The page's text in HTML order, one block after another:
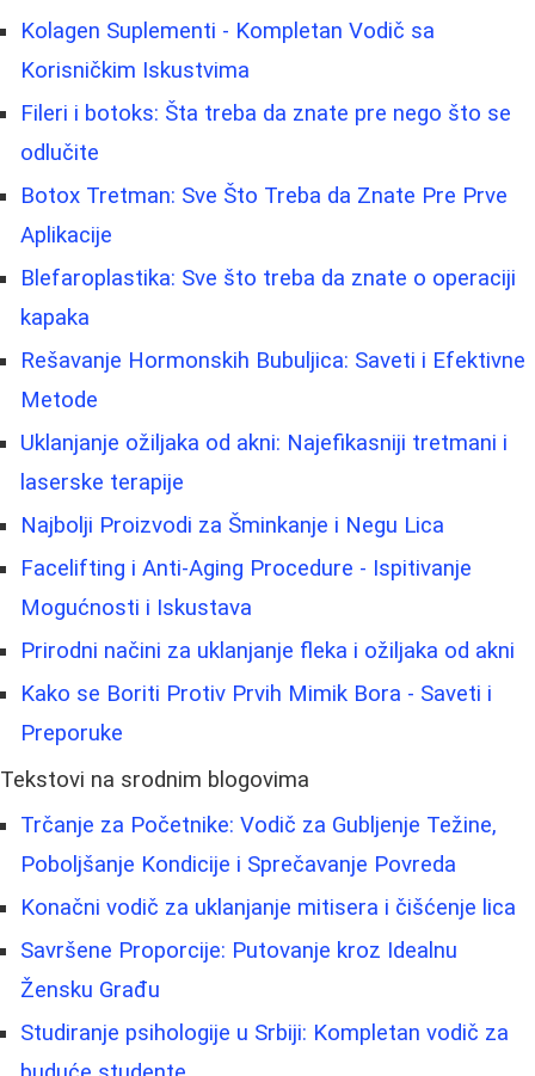
Kolagen Suplementi - Kompletan Vodič sa
Korisničkim Iskustvima
Fileri i botoks: Šta treba da znate pre nego što se
odlučite
Botox Tretman: Sve Što Treba da Znate Pre Prve
Aplikacije
Blefaroplastika: Sve što treba da znate o operaciji
kapaka
Rešavanje Hormonskih Bubuljica: Saveti i Efektivne
Metode
Uklanjanje ožiljaka od akni: Najefikasniji tretmani i
laserske terapije
Najbolji Proizvodi za Šminkanje i Negu Lica
Facelifting i Anti-Aging Procedure - Ispitivanje
Mogućnosti i Iskustava
Prirodni načini za uklanjanje fleka i ožiljaka od akni
Kako se Boriti Protiv Prvih Mimik Bora - Saveti i
Preporuke
Tekstovi na srodnim blogovima
Trčanje za Početnike: Vodič za Gubljenje Težine,
Poboljšanje Kondicije i Sprečavanje Povreda
Konačni vodič za uklanjanje mitisera i čišćenje lica
Savršene Proporcije: Putovanje kroz Idealnu
Žensku Građu
Studiranje psihologije u Srbiji: Kompletan vodič za